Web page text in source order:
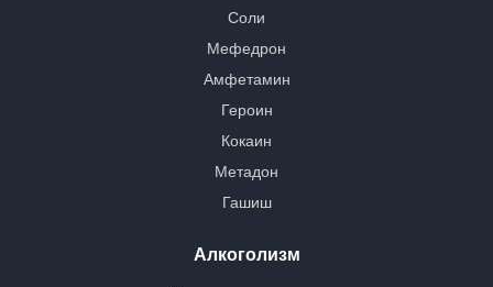
Соли
Мефедрон
Амфетамин
Героин
Кокаин
Метадон
Гашиш
Алкоголизм